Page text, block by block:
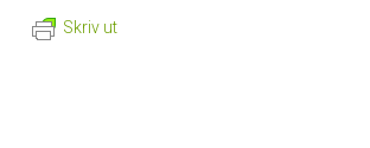
Skriv ut